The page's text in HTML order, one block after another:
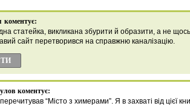
коментує:
статейка, викликана збурити й образити, а не
сайт перетворився на справжню каналізацію.
коментує:
“Місто з химерами”. Я в захваті від цієї